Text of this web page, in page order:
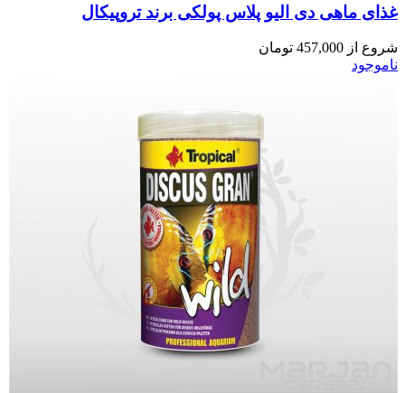
غذای ماهی دی الیو پلاس پولکی برند تروپیکال
شروع از 457,000 تومان
ناموجود